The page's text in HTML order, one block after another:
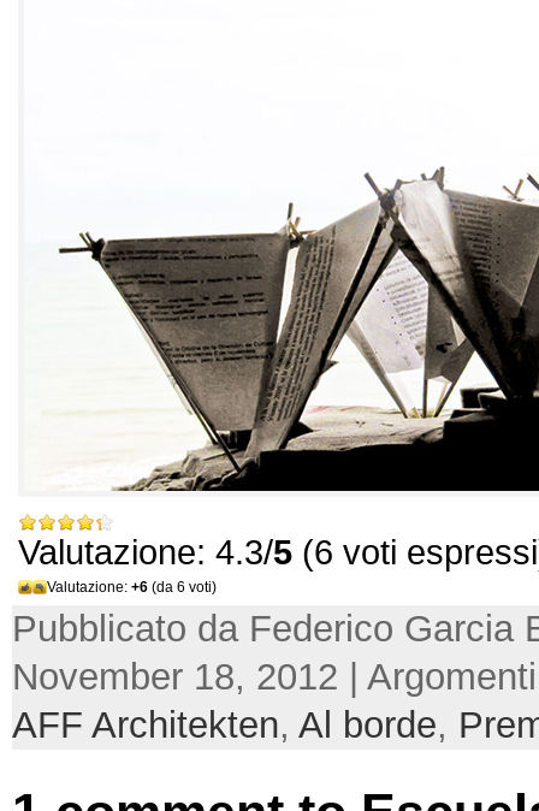
Valutazione: 4.3/5 (6 voti
Valutazione: +6 (da 6 voti)
Pubblicato da Federico Garcia
November 18, 2012 |
AFF Architekten, Al borde,